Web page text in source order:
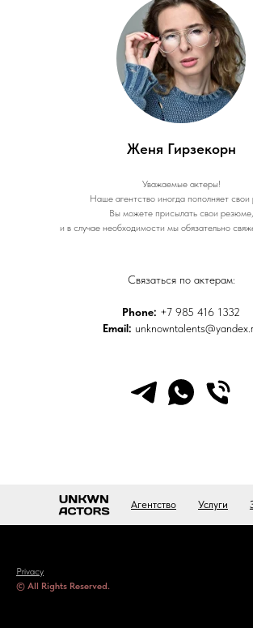
Женя Гирзекорн
Уважаемые актеры!
Наше агентство иногда пополняет свои
Вы можете присылать свои резюме,
и в случае необходимости мы обязательно
Связаться по актерам:
Phone: +7 985 416 1332
Email:
Агентство Услуги
Privacy
© All Rights Reserved.